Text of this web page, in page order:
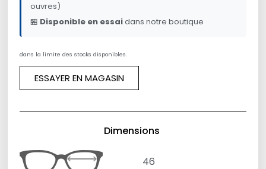
ouvres)
🏪 Disponible en essaidans notre boutique
dans la limite des stocks disponibles.
ESSAYER EN MAGASIN
Dimensions
46